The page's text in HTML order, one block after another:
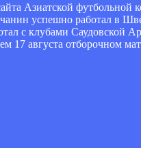
Азиатской футбольной
успешно работал в
с клубами
17 августа отборочном